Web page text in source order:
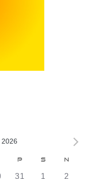
2026
P S N
0
31
0
1
0
2